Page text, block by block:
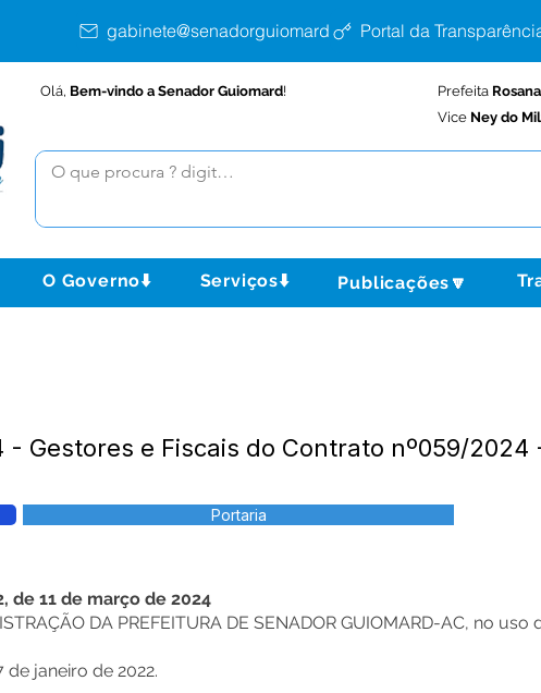
gabinete@senadorguiomard.ac.gov.br
Portal da
Olá, Bem-vindo a Senador Guiomard! Prefeita
Vice Ney do
O Governo⬇️ Serviços⬇️ Publicações🔽
- Gestores e Fiscais do Contrato nº059/2024
Portaria
de 11 de março de 2024
DA PREFEITURA DE SENADOR GUIOMARD-AC, no
de janeiro de 2022.